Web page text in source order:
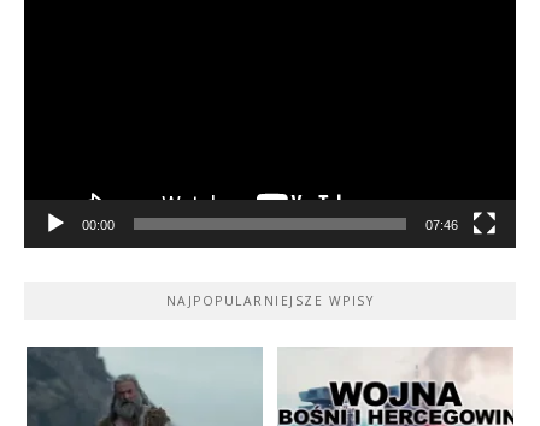
00:00 07:46
NAJPOPULARNIEJSZE WPISY